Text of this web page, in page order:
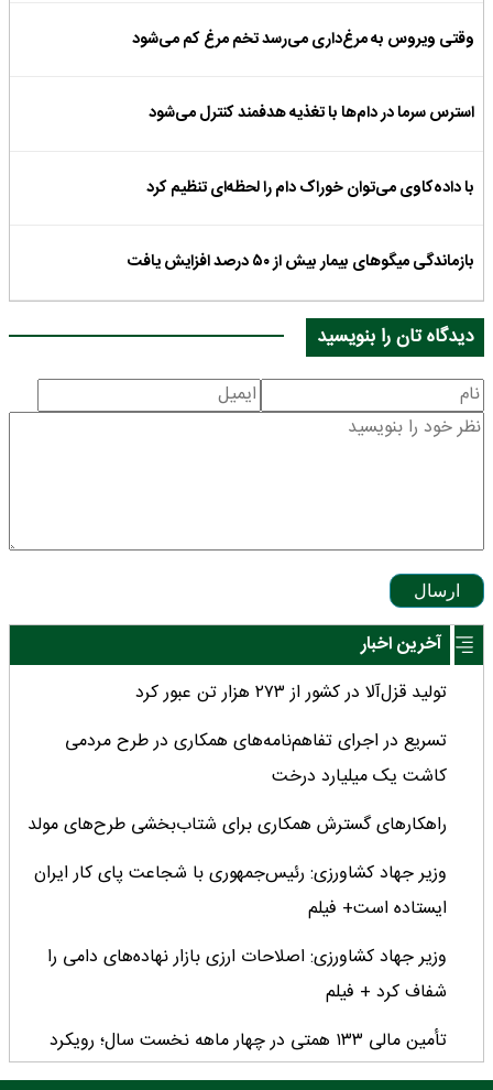
وقتی ویروس به مرغ‌داری می‌رسد تخم مرغ کم می‌شود
استرس سرما در دام‌ها با تغذیه هدفمند کنترل می‌شود
با داده‌کاوی می‌توان خوراک دام را لحظه‌ای تنظیم کرد
بازماندگی میگوهای بیمار بیش از ۵۰ درصد افزایش یافت
دیدگاه تان را بنویسید
ارسال
آخرین اخبار
تولید قزل‌آلا در کشور از ۲۷۳ هزار تن عبور کرد
تسریع در اجرای تفاهم‌نامه‌های همکاری در طرح مردمی
کاشت یک میلیارد درخت
راهکارهای گسترش همکاری برای شتاب‌بخشی طرح‌های مولد
وزیر جهاد کشاورزی: رئیس‌جمهوری با شجاعت پای کار ایران
ایستاده است+ فیلم
وزیر جهاد کشاورزی: اصلاحات ارزی بازار نهاده‌های دامی را
شفاف کرد + فیلم
تأمین مالی ۱۳۳ همتی در چهار ماهه نخست سال؛ رویکرد
هدفمند بانک کشاورزی برای تضمین امنیت غذایی